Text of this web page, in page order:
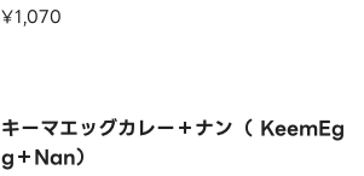
¥1,070
キーマエッグカレー＋ナン（ KeemEg
g＋Nan）